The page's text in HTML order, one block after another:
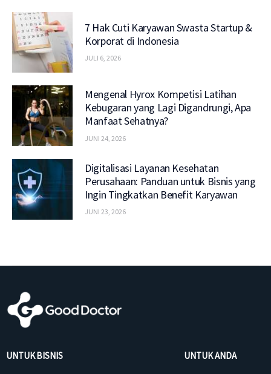
7 Hak Cuti Karyawan Swasta Startup &
Korporat di Indonesia
JULI 6, 2026
Mengenal Hyrox Kompetisi Latihan
Kebugaran yang Lagi Digandrungi, Apa
Manfaat Sehatnya?
JUNI 24, 2026
Digitalisasi Layanan Kesehatan
Perusahaan: Panduan untuk Bisnis yang
Ingin Tingkatkan Benefit Karyawan
JUNI 23, 2026
UNTUK BISNIS UNTUK ANDA